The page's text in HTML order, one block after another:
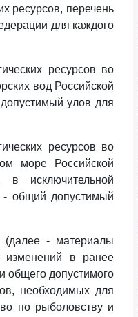
ресурсов, перечень
для каждого
ресурсов во
вод Российской
улов для
ресурсов во
море Российской
исключительной
- общий допустимый
(далее - материалы
изменений в ранее
общего допустимого
необходимых для
по рыболовству и